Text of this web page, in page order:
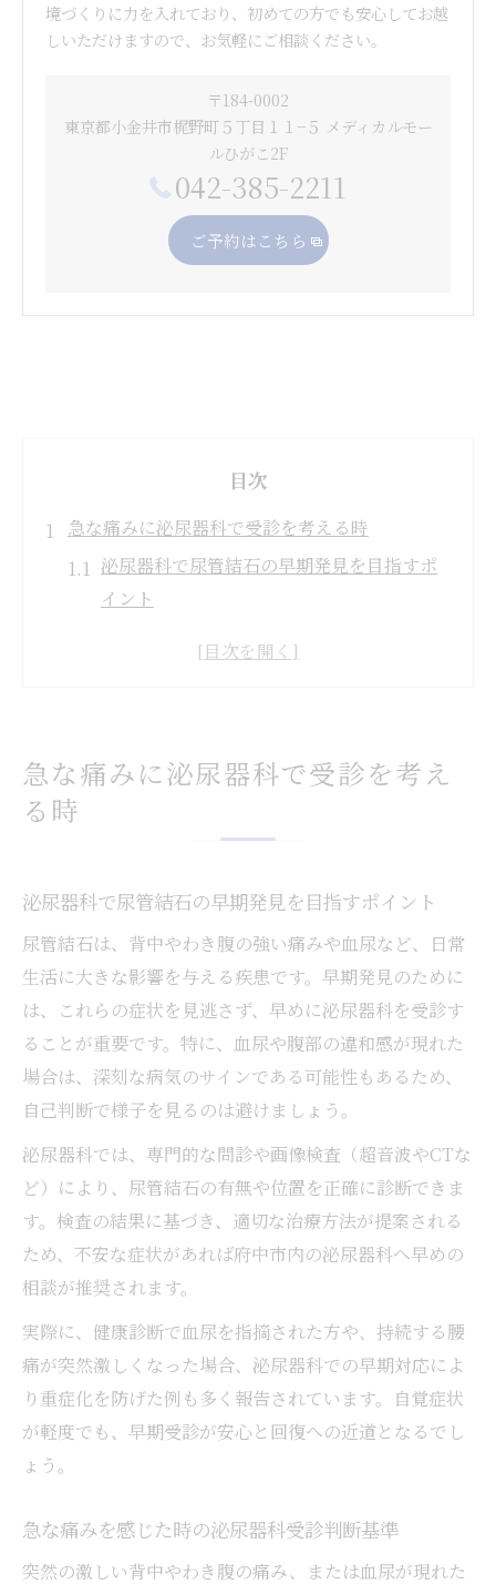
境づくりに力を入れており、初めての方でも安心してお越
しいただけますので、お気軽にご相談ください。
〒184-0002
東京都小金井市梶野町５丁目１１−５ メディカルモー
ルひがこ2F
042-385-2211
ご予約はこちら
目次
急な痛みに泌尿器科で受診を考える時
泌尿器科で尿管結石の早期発見を目指すポ
イント
理由
泌尿器科で尿管結石の症状を正しく伝える
尿管結石の受診タイミングを泌尿器科で見
極める方法
泌尿器科でよく相談される尿管結石初期症
状
泌尿器科が推奨する尿管結石の早期対処法
尿管結石の特徴的な痛みと泌尿器科相談の
目安
府中市で泌尿器科選びに迷った場合の対応法
泌尿器科選びで重視すべきポイントを整理
府中市で信頼できる泌尿器科の見極め方
泌尿器科の比較ポイントと安心できる選び
方
迷った時に活用したい泌尿器科検索のコツ
泌尿器科選びの口コミ活用術と注意点
方法
急な痛みに泌尿器科で受診を考え
る時
泌尿器科で尿管結石の早期発見を目指すポイント
尿管結石は、背中やわき腹の強い痛みや血尿など、日常
生活に大きな影響を与える疾患です。早期発見のために
は、これらの症状を見逃さず、早めに泌尿器科を受診す
ることが重要です。特に、血尿や腹部の違和感が現れた
場合は、深刻な病気のサインである可能性もあるため、
自己判断で様子を見るのは避けましょう。
泌尿器科では、専門的な問診や画像検査（超音波やCTな
ど）により、尿管結石の有無や位置を正確に診断できま
す。検査の結果に基づき、適切な治療方法が提案される
ため、不安な症状があれば府中市内の泌尿器科へ早めの
相談が推奨されます。
実際に、健康診断で血尿を指摘された方や、持続する腰
痛が突然激しくなった場合、泌尿器科での早期対応によ
り重症化を防げた例も多く報告されています。自覚症状
が軽度でも、早期受診が安心と回復への近道となるでし
ょう。
急な痛みを感じた時の泌尿器科受診判断基準
突然の激しい背中やわき腹の痛み、または血尿が現れた